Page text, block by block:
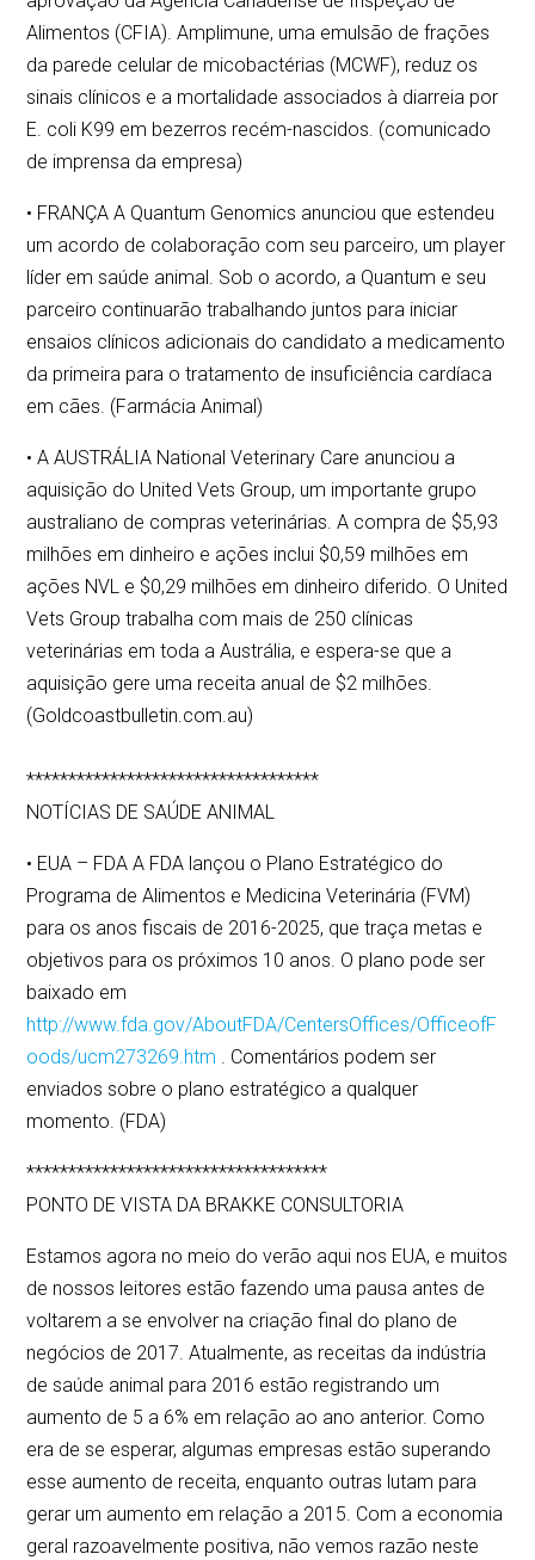
Alimentos (CFIA). Amplimune, uma emulsão de frações
da parede celular de micobactérias (MCWF), reduz os
sinais clínicos e a mortalidade associados à diarreia por
E. coli K99 em bezerros recém-nascidos. (comunicado
de imprensa da empresa)
• FRANÇA A Quantum Genomics anunciou que estendeu
um acordo de colaboração com seu parceiro, um player
líder em saúde animal. Sob o acordo, a Quantum e seu
parceiro continuarão trabalhando juntos para iniciar
ensaios clínicos adicionais do candidato a medicamento
da primeira para o tratamento de insuficiência cardíaca
em cães. (Farmácia Animal)
• A AUSTRÁLIA National Veterinary Care anunciou a
aquisição do United Vets Group, um importante grupo
australiano de compras veterinárias. A compra de $5,93
milhões em dinheiro e ações inclui $0,59 milhões em
ações NVL e $0,29 milhões em dinheiro diferido. O United
Vets Group trabalha com mais de 250 clínicas
veterinárias em toda a Austrália, e espera-se que a
aquisição gere uma receita anual de $2 milhões.
(Goldcoastbulletin.com.au)
***********************************
NOTÍCIAS DE SAÚDE ANIMAL
• EUA – FDA A FDA lançou o Plano Estratégico do
Programa de Alimentos e Medicina Veterinária (FVM)
para os anos fiscais de 2016-2025, que traça metas e
objetivos para os próximos 10 anos. O plano pode ser
baixado em
http://www.fda.gov/AboutFDA/CentersOffices/OfficeofF
oods/ucm273269.htm . Comentários podem ser
enviados sobre o plano estratégico a qualquer
momento. (FDA)
************************************
PONTO DE VISTA DA BRAKKE CONSULTORIA
Estamos agora no meio do verão aqui nos EUA, e muitos
de nossos leitores estão fazendo uma pausa antes de
voltarem a se envolver na criação final do plano de
negócios de 2017. Atualmente, as receitas da indústria
de saúde animal para 2016 estão registrando um
aumento de 5 a 6% em relação ao ano anterior. Como
era de se esperar, algumas empresas estão superando
esse aumento de receita, enquanto outras lutam para
gerar um aumento em relação a 2015. Com a economia
geral razoavelmente positiva, não vemos razão neste